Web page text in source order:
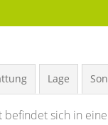
Lage
sich in